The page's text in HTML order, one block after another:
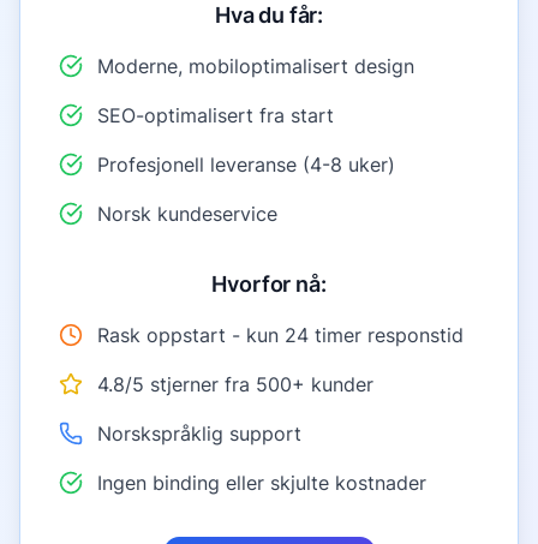
Hva du får:
Moderne, mobiloptimalisert design
SEO-optimalisert fra start
Profesjonell leveranse (4-8 uker)
Norsk kundeservice
Hvorfor nå:
Rask oppstart - kun 24 timer responstid
4.8/5 stjerner fra 500+ kunder
Norskspråklig support
Ingen binding eller skjulte kostnader